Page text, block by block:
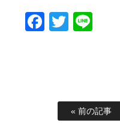
Facebook
Twitter
« 前の記事